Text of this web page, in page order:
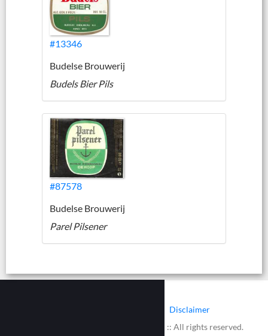
#13346
Budelse Brouwerij
Budels Bier Pils
#87578
Budelse Brouwerij
Parel Pilsener
Disclaimer
© 2002 - 2026 :: www.bieretiketten.nl :: All rights reserved.